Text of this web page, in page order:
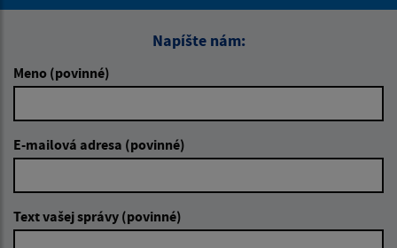
Napíšte nám:
Meno (povinné)
E-mailová adresa (povinné)
Text vašej správy (povinné)